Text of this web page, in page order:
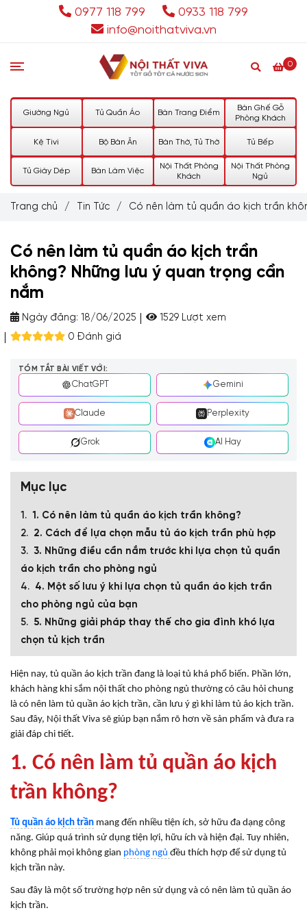
0977 118 799
0933 118 799
info@noithatviva.vn
0
Giường Ngủ Tủ Quần Áo Bàn Trang Điểm
Bàn Ghế Gỗ
Phòng Khách
Kệ Tivi Bộ Bàn Ăn Bàn Thờ, Tủ Thờ Tủ Bếp
Tủ Giày Dép Bàn Làm Việc
Nội Thất Phòng
Khách
Nội Thất Phòng
Ngủ
Trang chủ / Tin Tức / Có nên làm tủ quần áo kịch trần
Có nên làm tủ quần áo kịch trần
không? Những lưu ý quan trọng cần
nắm
Ngày đăng: 18/06/2025
1529 Lượt xem
0 Đánh giá
TÓM TẮT BÀI VIẾT VỚI:
ChatGPT Gemini
Claude Perplexity
Grok AI Hay
Mục lục
1. Có nên làm tủ quần áo kịch trần không?
2. Cách để lựa chọn mẫu tủ áo kịch trần phù hợp
3. Những điều cần nắm trước khi lựa chọn tủ quần
áo kịch trần cho phòng ngủ
4. Một số lưu ý khi lựa chọn tủ quần áo kịch trần
cho phòng ngủ của bạn
5. Những giải pháp thay thế cho gia đình khó lựa
chọn tủ kịch trần
Hiện nay, tủ quần áo kịch trần đang là loại tủ khá phổ biến. Phần lớn,
khách hàng khi sắm nội thất cho phòng ngủ thường có câu hỏi chung
là có nên làm tủ quần áo kịch trần, cần lưu ý gì khi làm tủ áo kịch trần.
Sau đây, Nội thất Viva sẽ giúp bạn nắm rõ hơn về sản phẩm và đưa ra
giải đáp chi tiết.
1. Có nên làm tủ quần áo kịch
trần không?
Tủ quần áo kịch trần mang đến nhiều tiện ích, sở hữu đa dạng công
năng. Giúp quá trình sử dụng tiện lợi, hữu ích và hiện đại. Tuy nhiên,
không phải mọi không gian phòng ngủ đều thích hợp để sử dụng tủ
kịch trần này.
Sau đây là một số trường hợp nên sử dụng và có nên làm tủ quần áo
kịch trần.